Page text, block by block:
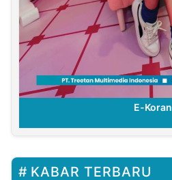
E-Koran
KABAR TERBARU